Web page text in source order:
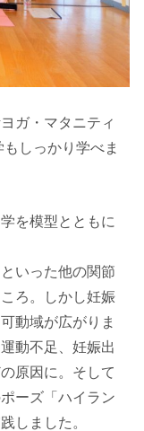
ガ・マタニティ
しっかり学べま
を模型とともに
いった他の関節
ろ。しかし妊娠
動域が広がりま
動不足、妊娠出
原因に。そして
ーズ「ハイラン
しました。